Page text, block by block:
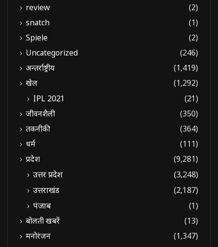
review
(2)
snatch
(1)
Spiele
(2)
Uncategorized
(246)
अन्तर्राष्ट्रीय
(1,419)
खेल
(1,292)
IPL 2021 (21)
जीवनशैली
(350)
तकनीकी
(364)
धर्म
(111)
प्रदेश
(9,281)
उत्तर प्रदेश
(3,248)
उत्तराखंड
(2,187)
पंजाब
(1)
बोलती खबरें
(13)
मनोरंजन
(1,347)